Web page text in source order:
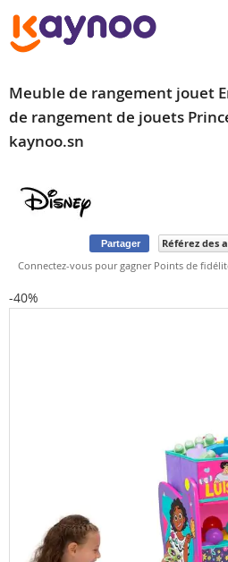
Meuble de rangement jouet
de rangement de jouets
kaynoo.sn
Partager
Référez des
Connectez-vous pour gagner Points de
Skip
-40%